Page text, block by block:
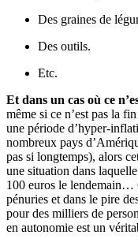
Des graines de
Des outils.
Etc.
Et dans un cas où ce
même si ce n’est pas la
une période d’hyper-
nombreux pays
pas si longtemps), alors
une situation dans
100 euros le lendemain…
pénuries et dans le pire
pour des milliers de
en autonomie est un